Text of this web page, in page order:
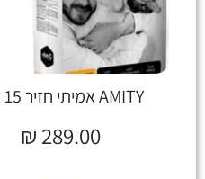
AMITY אמיתי חזיר 15 ק"ג
₪ 289.00